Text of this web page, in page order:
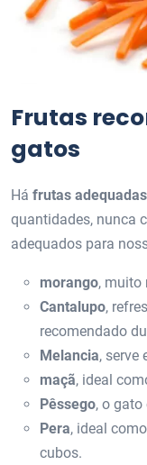
Frutas
gatos
Há frutas
quantidades, nunca
adequados para
morango, muito
Cantalupo,
recomendado
Melancia, serve
maçã, ideal
Pêssego, o
Pera, ideal
cubos.